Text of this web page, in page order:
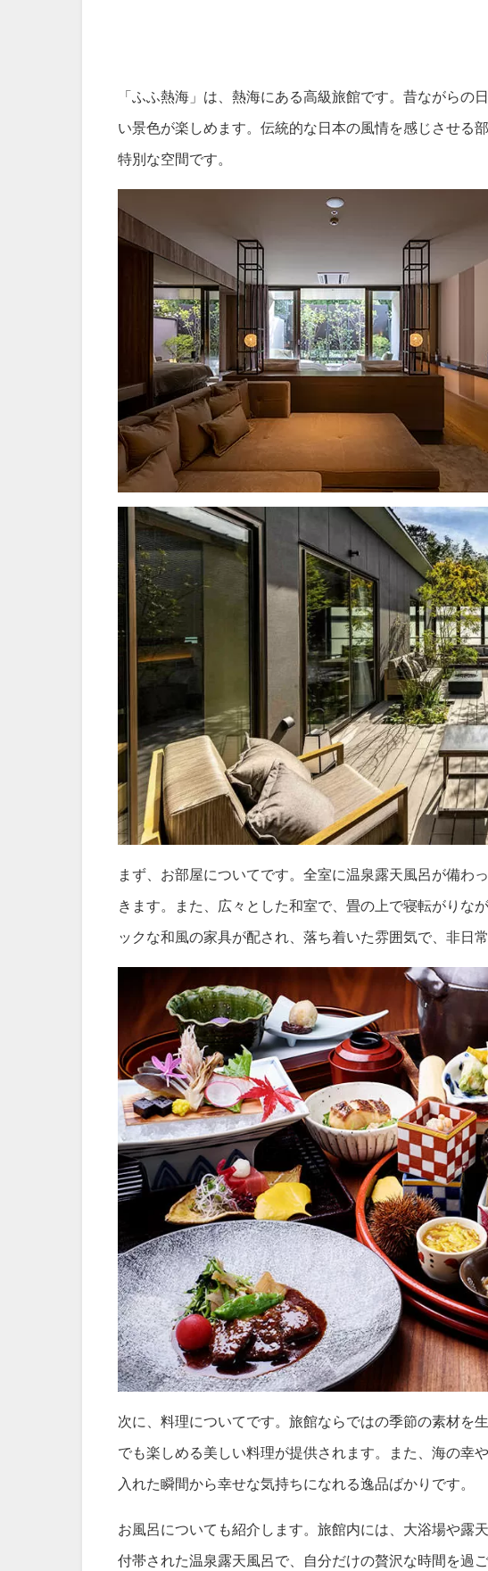
「ふふ熱海」は、熱海にある高級旅館です。昔ながらの
い景色が楽しめます。伝統的な日本の風情を感じさせる
特別な空間です。
まず、お部屋についてです。全室に温泉露天風呂が備わ
きます。また、広々とした和室で、畳の上で寝転がりな
ックな和風の家具が配され、落ち着いた雰囲気で、非日
次に、料理についてです。旅館ならではの季節の素材を
でも楽しめる美しい料理が提供されます。また、海の幸
入れた瞬間から幸せな気持ちになれる逸品ばかりです。
お風呂についても紹介します。旅館内には、大浴場や露
付帯された温泉露天風呂で、自分だけの贅沢な時間を過